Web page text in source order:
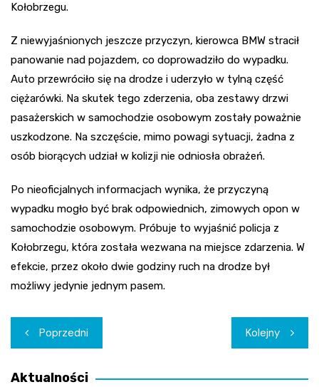
Kołobrzegu.
Z niewyjaśnionych jeszcze przyczyn, kierowca BMW stracił
panowanie nad pojazdem, co doprowadziło do wypadku.
Auto przewróciło się na drodze i uderzyło w tylną część
ciężarówki. Na skutek tego zderzenia, oba zestawy drzwi
pasażerskich w samochodzie osobowym zostały poważnie
uszkodzone. Na szczęście, mimo powagi sytuacji, żadna z
osób biorących udział w kolizji nie odniosła obrażeń.
Po nieoficjalnych informacjach wynika, że przyczyną
wypadku mogło być brak odpowiednich, zimowych opon w
samochodzie osobowym. Próbuje to wyjaśnić policja z
Kołobrzegu, która została wezwana na miejsce zdarzenia. W
efekcie, przez około dwie godziny ruch na drodze był
możliwy jedynie jednym pasem.
Nawigacja
wpisu
Poprzedni Kolejny
Aktualności